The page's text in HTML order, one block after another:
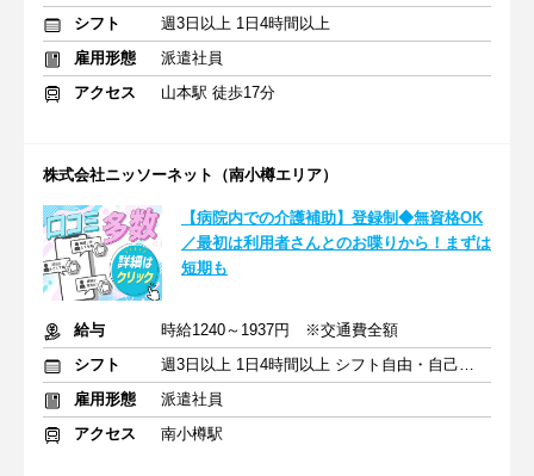
シフト
週3日以上 1日4時間以上
雇用形態
派遣社員
アクセス
山本駅 徒歩17分
株式会社ニッソーネット（南小樽エリア）
【病院内での介護補助】登録制◆無資格OK
／最初は利用者さんとのお喋りから！まずは
短期も
給与
時給1240～1937円 ※交通費全額
シフト
週3日以上 1日4時間以上 シフト自由・自己申告
雇用形態
派遣社員
アクセス
南小樽駅